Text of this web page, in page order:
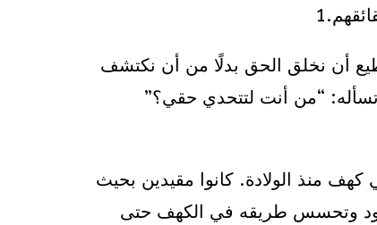
أن نخلق الحق بدلًا من أن نكتشف
“من أنت لتتحدي حقي؟”
منذ الولادة. كانوا مقيدين بحيث
وتحسس طريقه في الكهف حتى